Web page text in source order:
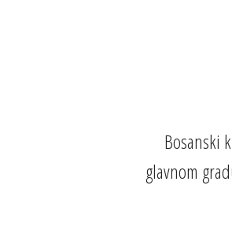
Bosanski
glavnom